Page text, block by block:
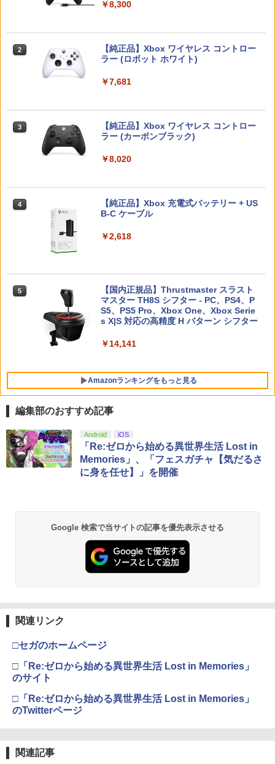
Switch2用 温度モニターファン
￥3,224
FF】【tomtoc公式店】 Switch 2対応 ハ
持ち運び キャリングケース 耐衝撃 薄型
ハードポーチ ゲームカード12枚収納 ア
クセサリーポーチ
￥2,653
【顧客満足度98.3%】 Switch2 ケース
大容量 Switch2/Switch通常モデル/Swit
ch lite/Switch 有機ELモテルに対応 収納
バッグ 防水 防塵 耐衝撃 持ち運び便利 ポ
ーチ スタンド/コントローラー/カード/ド
ックなど収納可能 カバー 収納ボックス
￥2,880
5 Nintendo Switch 2 ACアダプター
￥3,974
￥2,783
版
4
【中古】REANIMAL(リアニマル)ソフト:
プレイステーション5ソフト／アクショ
5 がんばれゴエモン大集合！ PS5版
￥4,890
￥4,000
ay】(描き下ろしイラスト(時行 B)使用 A
3タペストリー+アクリルキーホルダー) [
【楽天ブックス限定全巻購入特典+先着
版)【Blu-ray】(描き下ろしイラスト(時
￥7,150
上手の若君 12 (完全生産限定版)【Blu-
[ 松井優征 ]
￥7,150
￥5,832
スプラトゥーン レイダース -Switch2
￥6,449
Nintendo Switch 2(日本語・国内専用)
ンラインコード版
ニンテンドープリペイド番号 5000円|オ
ンラインコード版
Beast of Reincarnation -PS5 【特典】
J) PlayStation 5
トローラー ミッドナイト ブラック(CFI-
ZCT2J01)
【純正品】DualSense ワイヤレスコン
トローラー(CFI-ZCT2J)
￥10,737
￥8,300
2
【純正品】Xbox ワイヤレス コントロー
ラー (ロボット ホワイト)
￥7,681
3
【純正品】Xbox ワイヤレス コントロー
ラー (カーボンブラック)
￥8,020
4
【純正品】Xbox 充電式バッテリー + US
B-C ケーブル
￥2,618
5
【国内正規品】Thrustmaster スラスト
マスター TH8S シフター - PC、PS4、P
S5、PS5 Pro、Xbox One、Xbox Serie
s X|S 対応の高精度 H パターン シフター
￥14,141
Amazonランキングをもっと見る
1
劇場版「鬼滅の刃」無限城編 第一章 猗
窩座再来 通常版 [Blu-ray]
￥3,982
劇場版「鬼滅の刃」無限城編 第一章 猗
窩座再来 通常版 [DVD]
￥3,523
(オリジナル特典:オリジナル巾着＋メー
カー特典:【坤と離】二振りの剣、十翼よ
り来たる！スタジオ描き下ろしイラスト
ボード付) [Blu-ray]
￥10,780
編集部のおすすめ記事
Android iOS
「Re:ゼロから始める異世界生活 Lost in
Memories」、「フェスガチャ【気だるさ
に身を任せ】」を開催
Google 検索で当サイトの記事を優先表示させる
関連リンク
□セガのホームページ
□「Re:ゼロから始める異世界生活 Lost in Memories」
のサイト
□「Re:ゼロから始める異世界生活 Lost in Memories」
のTwitterページ
関連記事